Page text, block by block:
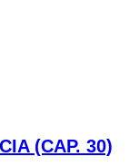
(CAP. 30)